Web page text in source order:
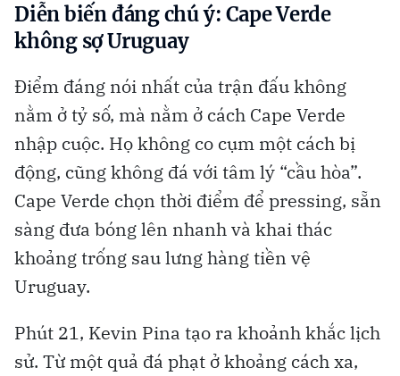
Diễn biến đáng chú ý: Cape Verde
không sợ Uruguay
Điểm đáng nói nhất của trận đấu không
nằm ở tỷ số, mà nằm ở cách Cape Verde
nhập cuộc. Họ không co cụm một cách bị
động, cũng không đá với tâm lý “cầu hòa”.
Cape Verde chọn thời điểm để pressing, sẵn
sàng đưa bóng lên nhanh và khai thác
khoảng trống sau lưng hàng tiền vệ
Uruguay.
Phút 21, Kevin Pina tạo ra khoảnh khắc lịch
sử. Từ một quả đá phạt ở khoảng cách xa,